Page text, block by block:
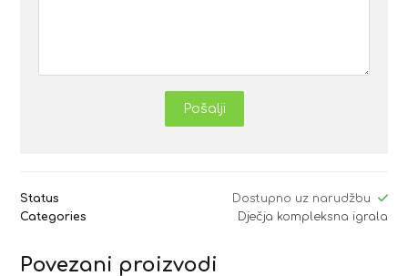
Pošalji
Status
Dostupno uz narudžbu
Categories
Dječja kompleksna igrala
Povezani proizvodi